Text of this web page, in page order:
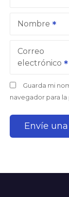
Nombre
Correo
electrónico
Guarda mi
navegador para